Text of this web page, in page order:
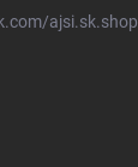
ajsi.sk.shop